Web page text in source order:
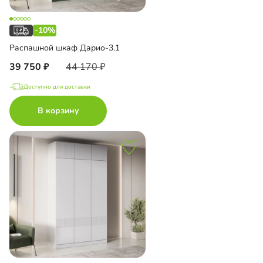
-10%
Распашной шкаф Дарио-3.1
39 750 44 170
Доступно для доставки
В корзину